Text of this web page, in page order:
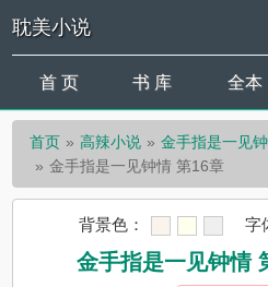
耽美小说
首 页 书 库 全本
首页 高辣小说
金手指是一见
金手指是一见钟情 第16章
背景色： 字
金手指是一见钟情